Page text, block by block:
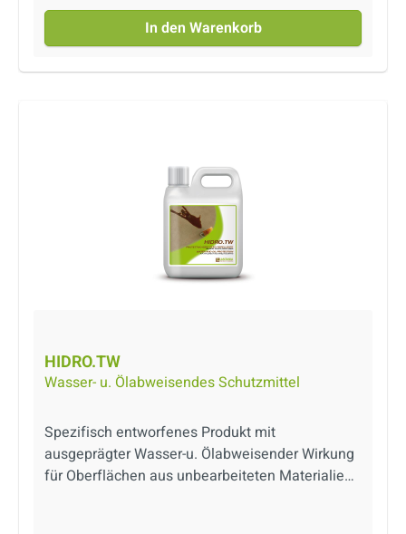
Oberfläche, keine Vergilbung. Geeignet für
Oberflächen in Innen- oder überdachten
In den Warenkorb
HIDRO.TW
Wasser- u. Ölabweisendes Schutzmittel
Spezifisch entworfenes Produkt mit
ausgeprägter Wasser-u. Ölabweisender Wirkung
für Oberflächen aus unbearbeiteten Materialien